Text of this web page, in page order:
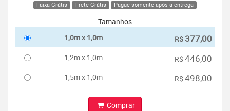
Faixa Grátis Frete Grátis Pague somente após a entrega
Tamanhos
1,0m x 1,0m
R$ 377,00
1,2m x 1,0m R$ 446,00
1,5m x 1,0m R$ 498,00
Comprar